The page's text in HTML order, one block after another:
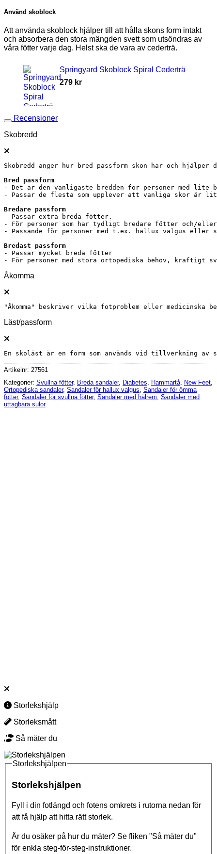
Använd skoblock
Att använda skoblock hjälper till att hålla skons form intakt
och absorbera den stora mängden svett som utsöndras av
våra fötter varje dag. Helst ska de vara av cederträ.
Springyard Skoblock Spiral Cederträ
279 kr
Recensioner
Skobredd
Skobredd anger hur bred passform skon har och
- Det är den vanligaste bredden för personer med lite
- Passar de flesta som upplever att vanliga skor är
- Passar extra breda fötter.
- För personer som har tydligt bredare fötter och/eller
- Passande för personer med t.ex. hallux valgus
- Passar mycket breda fötter
- För personer med stora ortopediska behov, kraftigt
Åkomma
"Åkomma" beskriver vilka fotproblem eller
Läst/passform
En skoläst är en form som används vid tillverkning
Artikelnr: 27561
Kategorier: Svullna fötter, Breda sandaler, Diabetes, Hammartå, New Feet,
Ortopediska sandaler, Sandaler för hallux valgus, Sandaler för ömma
fötter, Sandaler för svullna fötter, Sandaler med hälrem, Sandaler med
uttagbara sulor
Storlekshjälp
Storleksmått
Så mäter du
Storlekshjälpen
Storlekshjälpen
Fyll i din fotlängd och fotens omkrets i rutorna nedan för
att få hjälp att hitta rätt storlek.
Är du osäker på hur du mäter? Se fliken "Så mäter du"
för enkla steg-för-steg-instruktioner.